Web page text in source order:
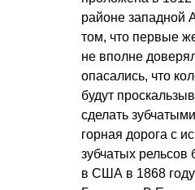
районе западной
том, что первые
не вполне
опасались, что
будут
сделать
горная дорога с
зубчатых
в США в 1868